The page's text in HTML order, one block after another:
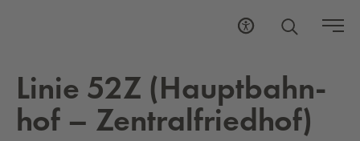
Linie 52Z (Haupt­bahn­
hof – Zen­tral­fried­hof)